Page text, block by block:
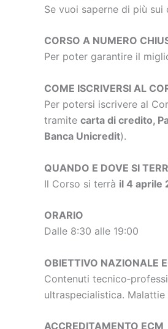
Se vuoi saperne di più
CORSO A NUMERO
Per poter garantire il
COME ISCRIVERSI AL
Per potersi iscrivere al
tramite carta di credito,
Banca Unicredit).
QUANDO E DOVE SI
Il Corso si terrà il 4 aprile
ORARIO
Dalle 8:30 alle 19:00
OBIETTIVO NAZIONALE
Contenuti
ultraspecialistica. Malattie
ACCREDITAMENTO ECM